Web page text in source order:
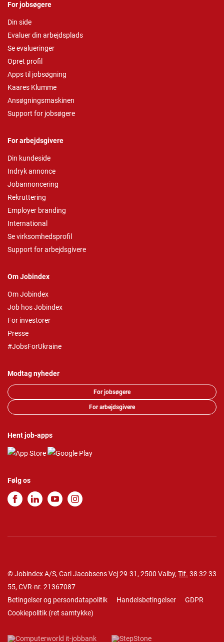
For jobsøgere
Din side
Evaluer din arbejdsplads
Se evalueringer
Opret profil
Apps til jobsøgning
Kaares Klumme
Ansøgningsmaskinen
Support for jobsøgere
For arbejdsgivere
Din kundeside
Indryk annonce
Jobannoncering
Rekruttering
Employer branding
International
Se virksomhedsprofil
Support for arbejdsgivere
Om Jobindex
Om Jobindex
Job hos Jobindex
For investorer
Presse
#JobsForUkraine
Modtag nyheder
For jobsøgere
For arbejdsgivere
Hent job-apps
Følg os
© Jobindex A/S, Carl Jacobsens Vej 29-31, 2500 Valby, Tlf. 38 32 33
55, CVR-nr. 21367087
Betingelser og persondatapolitik
Handelsbetingelser
GDPR
Cookiepolitik (ret samtykke)